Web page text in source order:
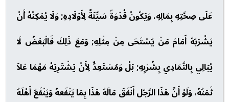
عَلَى صِحَّتِهِ بِمَالِهِ، وَيَكُونُ قُدْوَةً سَيِّئَةً لِأَوْلَادِهِ; وَلَا يُمْكِنُهُ أَنْ
يَشْرَبُهُ أَمَامَ مَنْ يُسْتَحَى مِنْ مِثْلِهِ; وَمَعَ ذَلِكَ فَالْبَعْضُ لَا
يُبَالِي بِالتَّمَادِي بِشُرْبِهِ; بَلْ وَمُسْتَعِدٌّ لِأَنْ يَشْتَرِيَهُ مَهْمَا غلاَ
ثَمَنُهُ، وَلَوْ أَنَّ هَذَا الرَّجُل أَنْفَقَ مَالَهُ هَذَا بِمَا يَنْفَعهُ وَيَنْفَعُ أَهْلَهُ